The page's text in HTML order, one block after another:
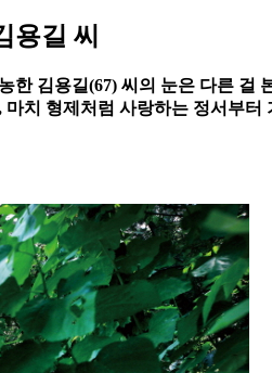
용길 씨
김용길(67) 씨의 눈은 다른 걸
치 형제처럼 사랑하는 정서부터